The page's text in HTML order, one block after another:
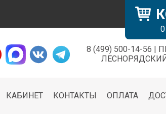
0
8 (499) 500-14-56 |
ОПЛАТА
КОНТАКТЫ
КАБИНЕТ
×